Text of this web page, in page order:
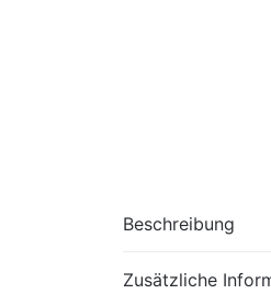
Beschreibung
Zusätzliche